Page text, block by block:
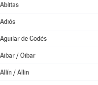
Ablitas
Adiós
Aguilar de Codés
Aibar / Oibar
Allín / Allin